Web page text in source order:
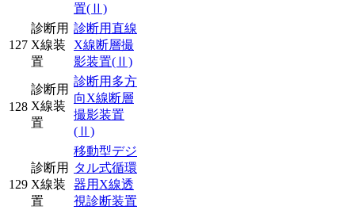
置(Ⅱ)
127
診断用
X線装
置
診断用直線
X線断層撮
影装置(Ⅱ)
128
診断用
X線装
置
診断用多方
向X線断層
撮影装置
(Ⅱ)
129
診断用
X線装
置
移動型デジ
タル式循環
器用X線透
視診断装置